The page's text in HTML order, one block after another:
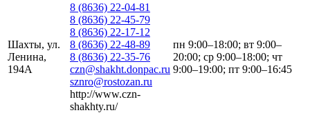
Шахты, ул.
Ленина,
194А
8 (8636) 22-04-81
8 (8636) 22-45-79
8 (8636) 22-17-12
8 (8636) 22-48-89
8 (8636) 22-35-76
czn@shakht.donpac.ru
sznro@rostozan.ru
http://www.czn-
shakhty.ru/
пн 9:00–18:00; вт 9:00–
20:00; ср 9:00–18:00; чт
9:00–19:00; пт 9:00–16:45